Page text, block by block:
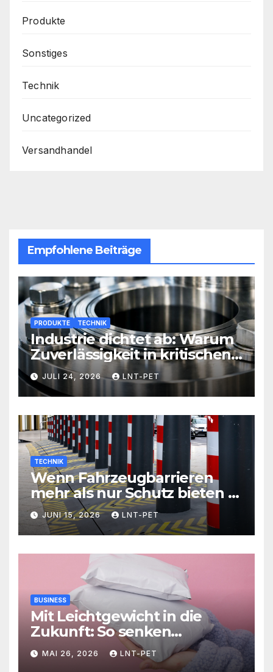
Produkte
Sonstiges
Technik
Uncategorized
Versandhandel
Empfohlene Beiträge
PRODUKTE TECHNIK
Industrie dichtet ab: Warum
Zuverlässigkeit in kritischen
Prozessen alles entscheidet
JULI 24, 2026 LNT-PET
TECHNIK
Wenn Fahrzeugbarrieren
mehr als nur Schutz bieten –
Sicherheit neu definiert
JUNI 15, 2026 LNT-PET
BUSINESS
Mit Leichtgewicht in die
Zukunft: So senken
Versandlösungen Ihre
Kosten und steigern Effizienz
MAI 26, 2026 LNT-PET